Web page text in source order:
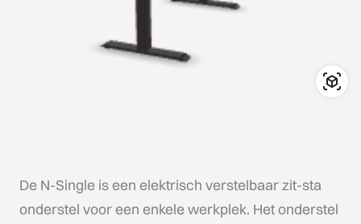
De N-Single is een elektrisch verstelbaar zit-sta
onderstel voor een enkele werkplek. Het onderstel